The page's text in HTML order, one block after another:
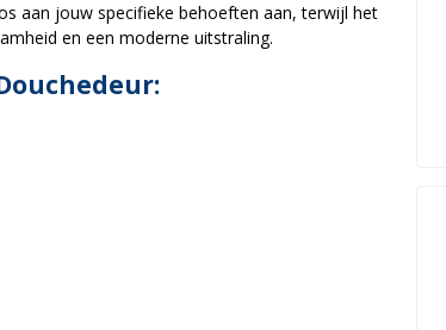
aan jouw specifieke behoeften aan, terwijl het
en een moderne uitstraling.